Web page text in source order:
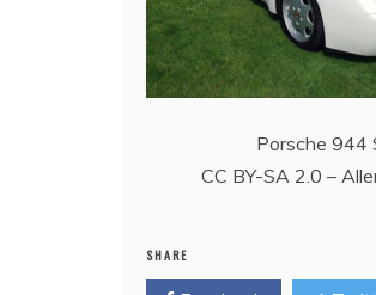
Porsche 944
CC BY-SA 2.0 –
SHARE